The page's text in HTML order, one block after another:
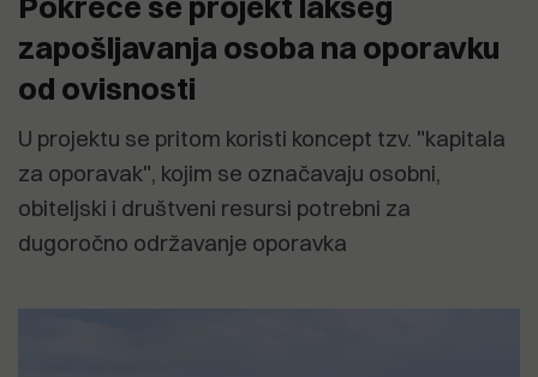
zapošljavanja osoba na oporavku
od ovisnosti
U projektu se pritom koristi koncept tzv. "kapitala
za oporavak", kojim se označavaju osobni,
obiteljski i društveni resursi potrebni za
dugoročno održavanje oporavka